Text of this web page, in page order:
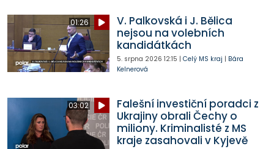
01:26
V. Palkovská i J. Bělica
nejsou na volebních
kandidátkách
5. srpna 2026 12:15 | Celý MS kraj | Bára
Kelnerová
03:02
Falešní investiční poradci z
Ukrajiny obrali Čechy o
miliony. Kriminalisté z MS
kraje zasahovali v Kyjevě